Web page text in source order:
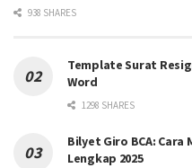
938 SHARES
Template Surat
Word
1298 SHARES
Bilyet Giro BCA: Cara
Lengkap 2025